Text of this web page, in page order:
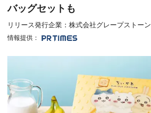
バッグセットも
リリース発行企業：株式会社グレープストーン
情報提供：